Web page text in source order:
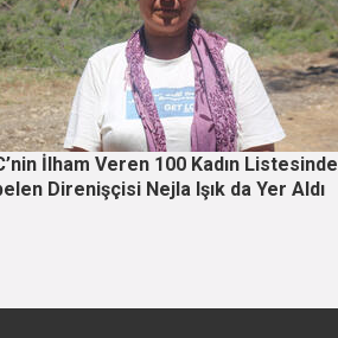
İlham Veren 100 Kadın Listesinde
Direnişçisi Nejla Işık da Yer Aldı